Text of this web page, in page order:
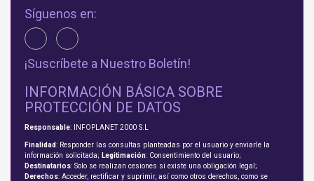
Síguenos en:
¡Suscríbete a Nuestro Boletín!
INFORMACIÓN BÁSICA SOBRE
PROTECCIÓN DE DATOS
Responsable: INFOPLANET 2000 S.L
Finalidad: Responder las consultas planteadas por el usuario y enviarle la
información solicitada; Legitimación: Consentimiento del usuario;
Destinatarios: Solo se realizan cesiones si existe una obligación legal;
Derechos: Acceder, rectificar y suprimir, así como otros derechos, como se